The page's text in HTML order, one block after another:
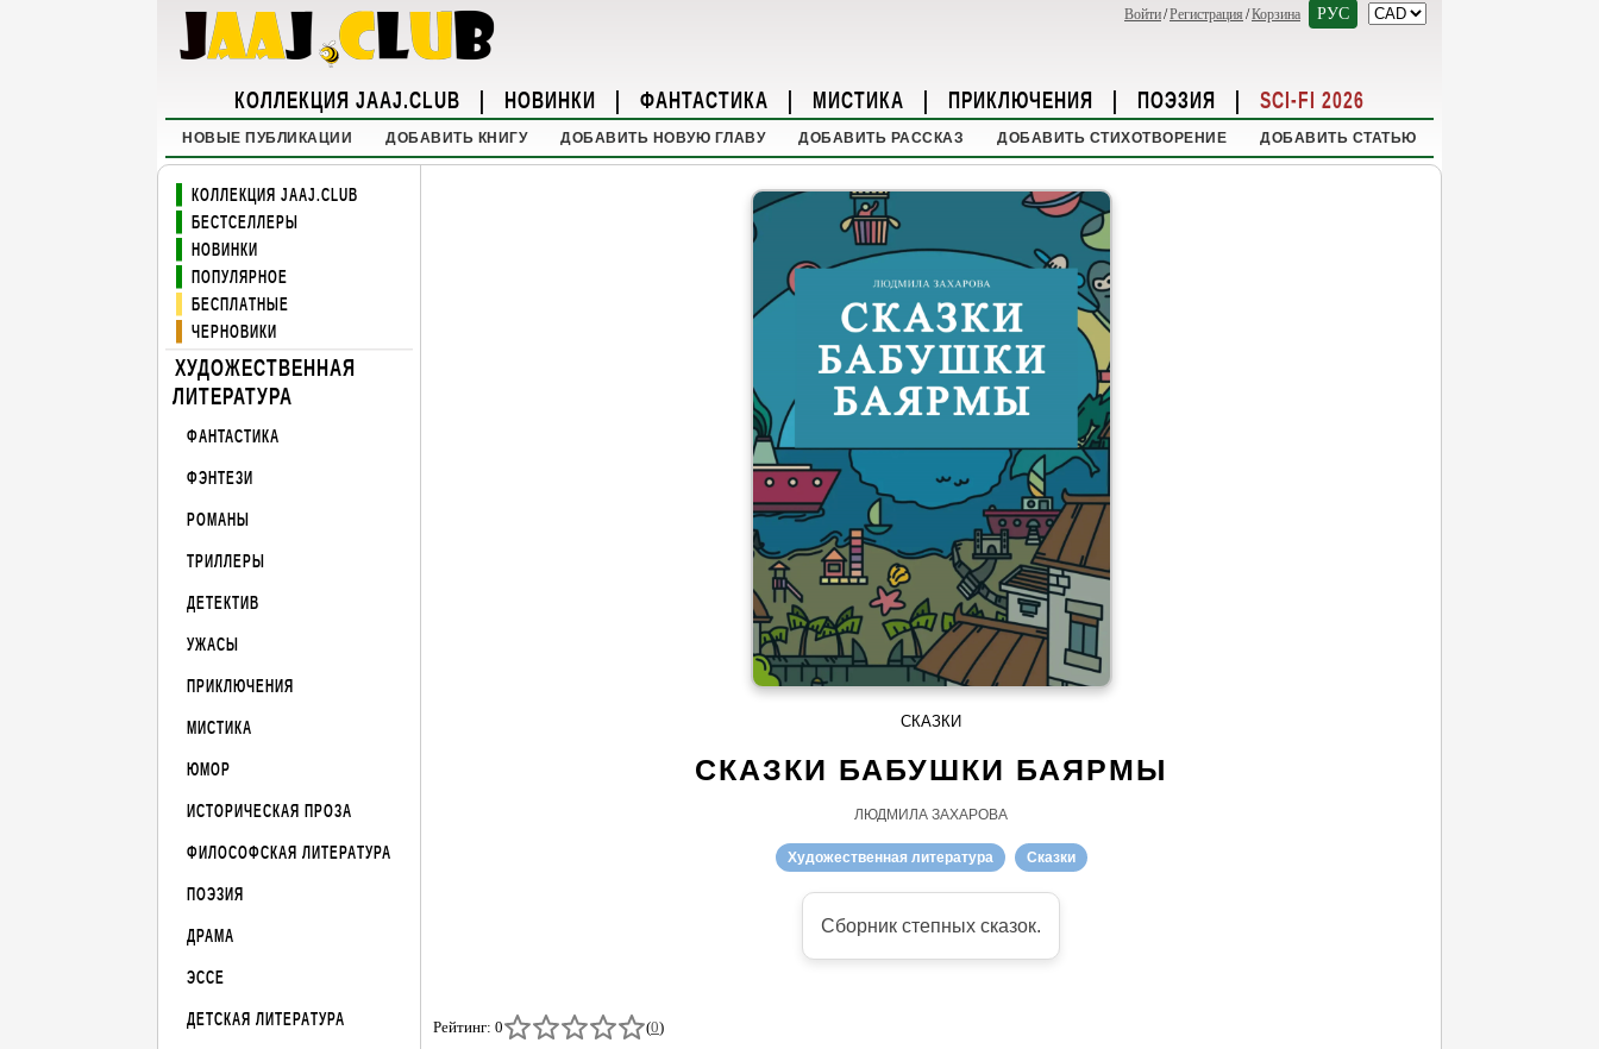
Войти/Регистрация /Корзина РУС
КОЛЛЕКЦИЯ JAAJ.CLUB | НОВИНКИ | ФАНТАСТИКА | МИСТИКА | ПРИКЛЮЧЕНИЯ | ПОЭЗИЯ | SCI-FI 2026
НОВЫЕ ПУБЛИКАЦИИ ДОБАВИТЬ КНИГУ ДОБАВИТЬ НОВУЮ ГЛАВУ ДОБАВИТЬ РАССКАЗ ДОБАВИТЬ СТИХОТВОРЕНИЕ ДОБАВИТЬ СТАТЬЮ
КОЛЛЕКЦИЯ JAAJ.CLUB
БЕСТСЕЛЛЕРЫ
НОВИНКИ
ПОПУЛЯРНОЕ
БЕСПЛАТНЫЕ
ЧЕРНОВИКИ
ХУДОЖЕСТВЕННАЯ
ЛИТЕРАТУРА
ФАНТАСТИКА
ФЭНТЕЗИ
РОМАНЫ
ТРИЛЛЕРЫ
ДЕТЕКТИВ
УЖАСЫ
ПРИКЛЮЧЕНИЯ
МИСТИКА
ЮМОР
ИСТОРИЧЕСКАЯ ПРОЗА
ФИЛОСОФСКАЯ ЛИТЕРАТУРА
ПОЭЗИЯ
ДРАМА
ЭССЕ
ДЕТСКАЯ ЛИТЕРАТУРА
СКАЗКИ
СКАЗКИ БАБУШКИ БАЯРМЫ
ЛЮДМИЛА ЗАХАРОВА
Художественная литература Сказки
Сборник степных сказок.
Рейтинг: 0 (0)